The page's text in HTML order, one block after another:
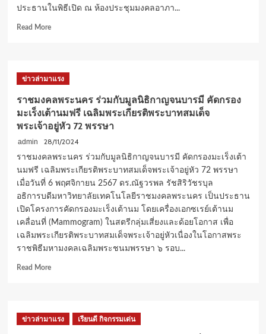
ให้
ข้อ
ประธานในพิธีเปิด ณ ห้องประชุมมงคลอาภา...
Read MoreRead
พระนคร
งาน
นัด
พบ
สถาน
การ
“RMUTP
Job
Fair”
ปี
การ
ศึกษา
2567
ข่าวล่ามาแรง
ราชมงคลพระนคร ร่วมกับมูลนิธิกาญจนบารมี คัดกรอง
มะเร็งเต้านมฟรี เฉลิมพระเกียรติพระบาทสมเด็จ
พระเจ้าอยู่หัว 72 พรรษา
admin 28/11/2024
ราชมงคลพระนคร ร่วมกับมูลนิธิกาญจนบารมี คัดกรองมะเร็งเต้า
นมฟรี เฉลิมพระเกียรติพระบาทสมเด็จพระเจ้าอยู่หัว 72 พรรษา
เมื่อวันที่ 6 พฤศจิกายน 2567 ดร.ณัฐวรพล รัชสิริวัชรบุล
อธิการบดีมหาวิทยาลัยเทคโนโลยีราชมงคลพระนคร เป็นประธาน
เปิดโครงการคัดกรองมะเร็งเต้านม โดยเครื่องเอกซเรย์เต้านม
เคลื่อนที่ (Mammogram) ในสตรีกลุ่มเสี่ยงและด้อยโอกาส เพื่อ
เฉลิมพระเกียรติพระบาทสมเด็จพระเจ้าอยู่หัวเนื่องในโอกาสพระ
ราชพิธีมหามงคลเฉลิมพระชนมพรรษา ๖ รอบ...
Read MoreRead
พระนคร
ข่าวล่ามาแรง เรียนดี กิจกรรมเด่น